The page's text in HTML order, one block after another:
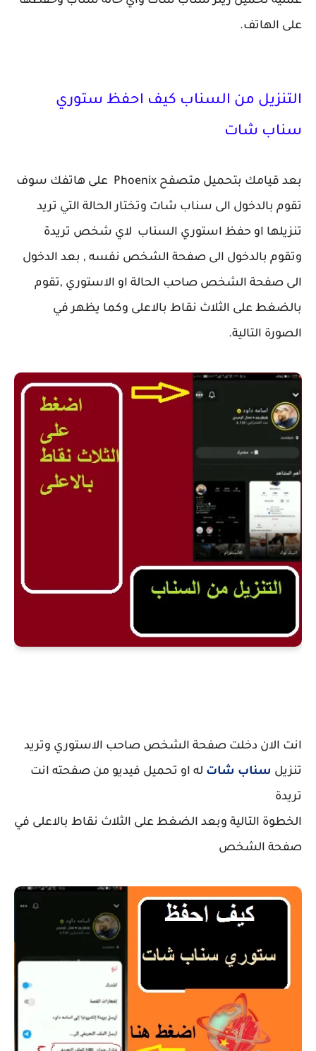
على الهاتف.
التنزيل من السناب كيف احفظ ستوري
سناب شات
بعد قيامك بتحميل متصفح Phoenix على هاتفك سوف
تقوم بالدخول الى سناب شات وتختار الحالة التي تريد
تنزيلها او حفظ استوري السناب لاي شخص تريدة
وتقوم بالدخول الى صفحة الشخص نفسه , بعد الدخول
الى صفحة الشخص صاحب الحالة او الاستوري ,تقوم
بالضغط على الثلاث نقاط بالاعلى وكما يظهر في
الصورة التالية.
انت الان دخلت صفحة الشخص صاحب الاستوري وتريد
تنزيل سناب شات له او تحميل فيديو من صفحته انت
تريدة
الخطوة التالية وبعد الضغط على الثلاث نقاط بالاعلى في
صفحة الشخص